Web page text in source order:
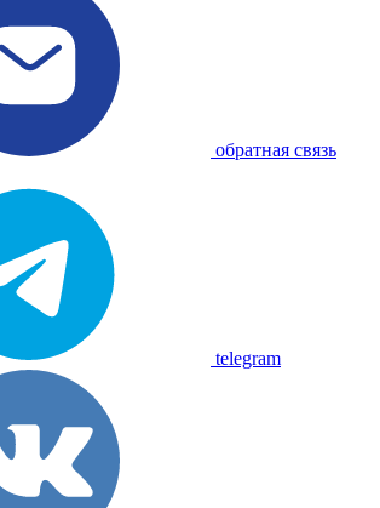
обратная связь
telegram